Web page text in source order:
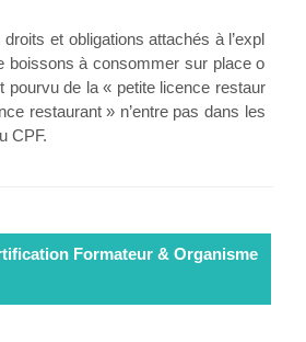
et obligations attachés à l’expl
boissons à consommer sur place o
pourvu de la « petite licence restaur
restaurant » n’entre pas dans les
CPF.
Formateur & Organisme